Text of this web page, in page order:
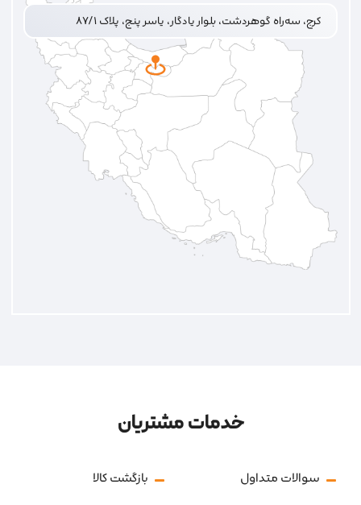
کرج، سه‌راه گوهردشت، بلوار یادگار، یاسر پنج، پلاک ۸۷/۱
خدمات مشتریان
سوالات متداول بازگشت کالا